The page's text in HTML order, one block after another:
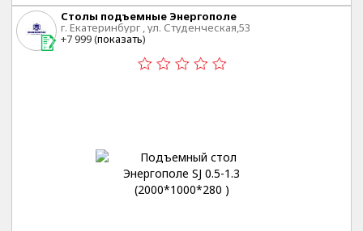
Столы подъемные Энергополе
г. Екатеринбург , ул. Студенческая,53
+7 999 (показать)